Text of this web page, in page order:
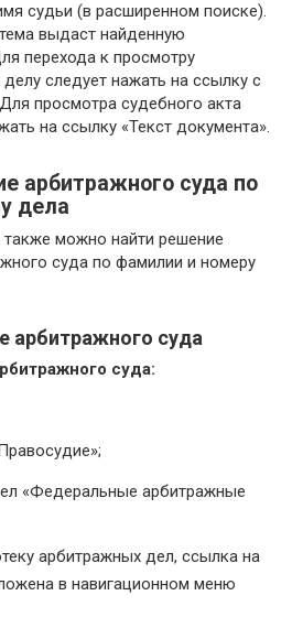
судьи (в расширенном поиске).
выдаст найденную
перехода к просмотру
следует нажать на ссылку с
просмотра судебного акта
на ссылку «Текст документа».
арбитражного суда по
дела
также можно найти решение
суда по фамилии и номеру
арбитражного суда
суда:
«Федеральные арбитражные
арбитражных дел, ссылка на
в навигационном меню